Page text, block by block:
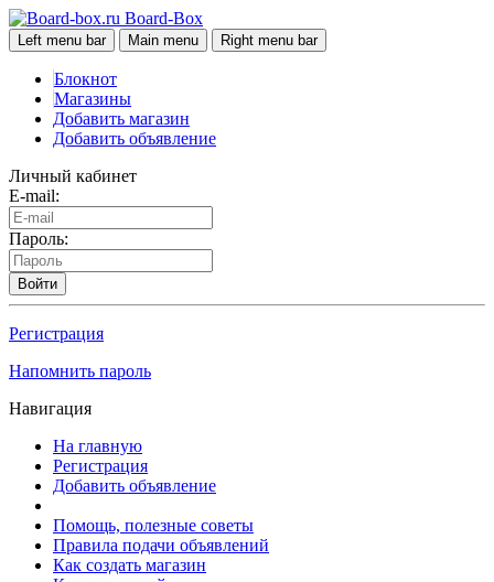
Board-Box
Left menu bar Main menu Right menu bar
Блокнот
Магазины
Добавить магазин
Добавить объявление
Личный кабинет
E-mail:
Пароль:
Войти
Регистрация
Напомнить пароль
Навигация
На главную
Регистрация
Добавить объявление
Помощь, полезные советы
Правила подачи объявлений
Как создать магазин